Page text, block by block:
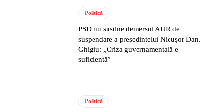
Politică
PSD nu susține demersul AUR de
suspendare a președintelui Nicușor Dan.
Ghigiu: „Criza guvernamentală e
suficientă”
Politică